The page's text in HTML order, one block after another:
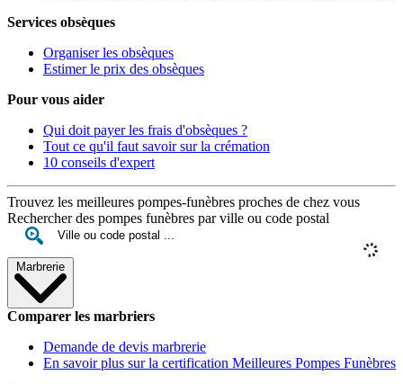
Services obsèques
Organiser les obsèques
Estimer le prix des obsèques
Pour vous aider
Qui doit payer les frais d'obsèques ?
Tout ce qu'il faut savoir sur la crémation
10 conseils d'expert
Trouvez les meilleures pompes-funèbres proches de chez vous
Rechercher des pompes funèbres par ville ou code postal
Marbrerie
Comparer les marbriers
Demande de devis marbrerie
En savoir plus sur la certification Meilleures Pompes Funèbres